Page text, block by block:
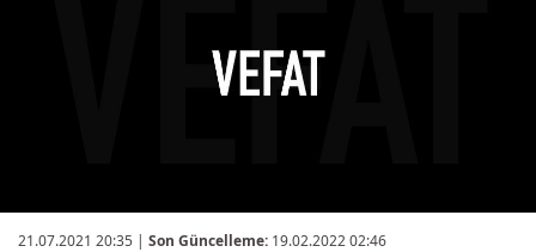
21.07.2021 20:35 | Son Güncelleme: 19.02.2022 02:46